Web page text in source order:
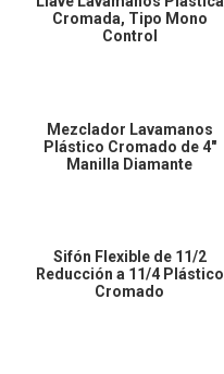
Cromada, Tipo Mono
Control
Mezclador Lavamanos
Plástico Cromado de 4″
Manilla Diamante
Sifón Flexible de 11/2
Reducción a 11/4 Plástico
Cromado